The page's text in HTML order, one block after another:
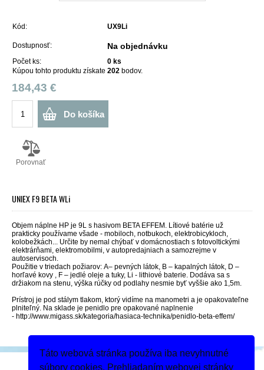
Táto webová stránka používa iba nevyhnutné
súbory cookies. Prehliadaním webovej stránky
Kód: UX9Li
Dostupnosť: Na objednávku
Počet ks: 0 ks
Kúpou tohto produktu získate 202 bodov.
184,43 €
Do košíka
Porovnať
UNIEX F9 BETA WLi
Objem náplne HP je 9L s hasivom BETA EFFEM . Lítiové batérie už
prakticky používame všade - mobiloch, notbukoch, elektrobicykloch,
kolobežkách... Určite by nemal chýbať v domácnostiach s fotovoltickými
elektrárňami, elektromobilmi, v autopredajniach a samozrejme v
autoservisoch.
Použitie v triedach požiarov: A– pevných látok, B – kapalných látok, D –
horľavé kovy , F – jedlé oleje a tuky, Li - lithiové baterie. Dodáva sa s
držiakom na stenu, výška rúčky od podlahy nesmie byť vyššie ako 1,5m.
Prístroj je pod stálym tlakom, ktorý vidíme na manometri a je opakovateľne
plniteľný. Na sklade je penidlo pre opakované naplnenie
- http://www.migass.sk/kategoria/hasiaca-technika/penidlo-beta-effem/
Podeľte sa